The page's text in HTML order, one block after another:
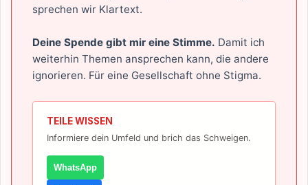
sprechen wir Klartext.
Deine Spende gibt mir eine Stimme. Damit ich
weiterhin Themen ansprechen kann, die andere
ignorieren. Für eine Gesellschaft ohne Stigma.
TEILE WISSEN
Informiere dein Umfeld und brich das Schweigen.
WhatsApp